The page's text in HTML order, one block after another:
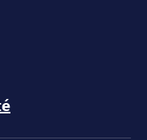
onglet
nouvel onglet
un nouvel
dans un